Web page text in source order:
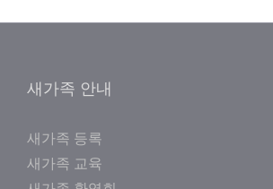
새가족 안내
새가족 등록
새가족 교육